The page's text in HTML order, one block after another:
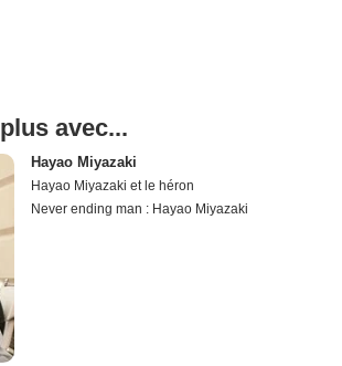
avec...
Hayao Miyazaki
Hayao Miyazaki et le héron
Never ending man : Hayao Miyazaki